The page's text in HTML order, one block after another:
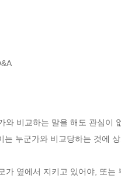
와 비교하는 말을 해도 관심이
누군가와 비교당하는 것에
가 옆에서 지키고 있어야, 또